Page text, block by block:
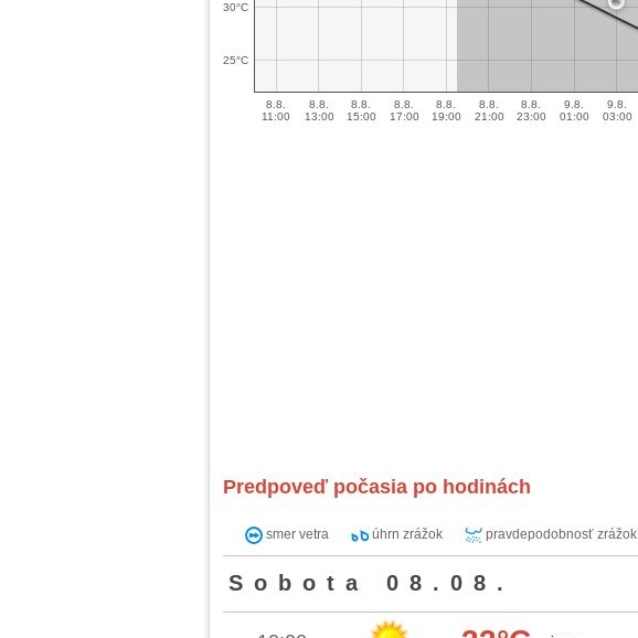
8.8.
11:00
8.8.
13:00
8.8.
15:00
8.8.
17:00
8.8.
19:00
8.8.
21:00
8.8.
23:00
9.8.
01:00
9.8.
03:00
25°C
30°C
Predpoveď počasia po hodinách
smer vetra úhrn zrážok pravdepodobnosť zrážok
Sobota 08.08.